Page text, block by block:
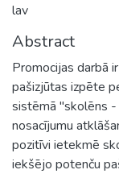
lav
Abstract
Promocijas darbā
pašizjūtas izpēte
sistēmā "skolēns
nosacījumu
pozitīvi ietekmē
iekšējo potenču